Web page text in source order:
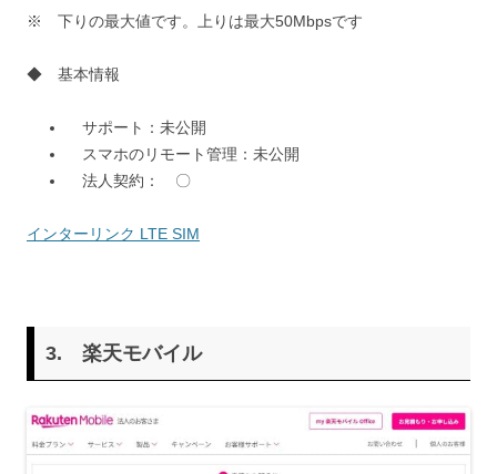
※ 下りの最大値です。上りは最大50Mbpsです
◆ 基本情報
サポート：未公開
スマホのリモート管理：未公開
法人契約： 〇
インターリンク LTE SIM
3. 楽天モバイル